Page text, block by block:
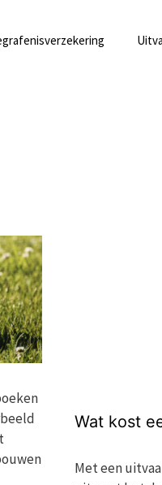
Wat kost
Met een